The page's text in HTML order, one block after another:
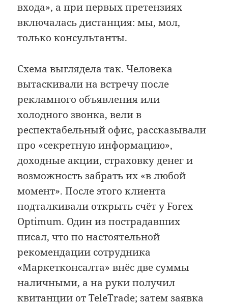
входа», а при первых претензиях
включалась дистанция: мы, мол,
только консультанты.
Схема выглядела так. Человека
вытаскивали на встречу после
рекламного объявления или
холодного звонка, вели в
респектабельный офис, рассказывали
про «секретную информацию»,
доходные акции, страховку денег и
возможность забрать их «в любой
момент». После этого клиента
подталкивали открыть счёт у Forex
Optimum. Один из пострадавших
писал, что по настоятельной
рекомендации сотрудника
«Маркетконсалта» внёс две суммы
наличными, а на руки получил
квитанции от TeleTrade; затем заявка